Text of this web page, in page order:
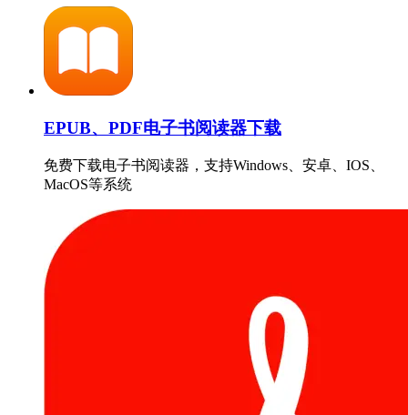
EPUB、PDF电子书阅读器下载
免费下载电子书阅读器，支持Windows、安卓、IOS、
MacOS等系统